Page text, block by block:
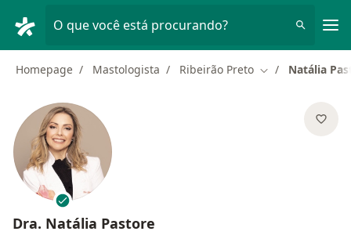
O que você está procurando?
Homepage Mastologista Ribeirão Preto Mudar de cidade
Natália
Dra. Natália Pastore